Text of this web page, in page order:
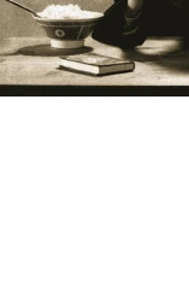
開
啟
第
1